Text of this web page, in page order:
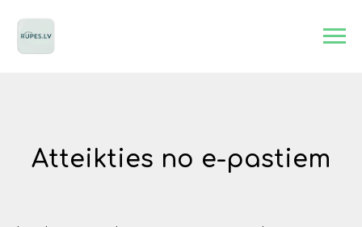
Atteikties no e-pastiem